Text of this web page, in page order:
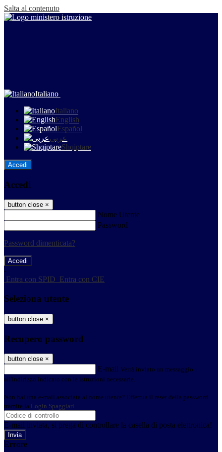
Salta al contenuto
Italiano
Italiano
English
Español
عربى
Shqiptare
Accedi
Accedi
button close ×
Nome Utente
Password
Password dimenticata?
-
Entra con SPID Entra con CIE
Seleziona utente
button close ×
Recupero password
button close ×
E-mail Verrà inviato un messaggio
all'indirizzo indicato con le istruzioni necessarie.
Non hai una e-mail associata al nome utente? Effettua il reset della password
tramite la Login Spaggiari
E-mail inviata, si prega di controllare la casella di posta elettronica!
Errore